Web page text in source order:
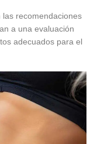
recomendaciones
a una evaluación
adecuados para el